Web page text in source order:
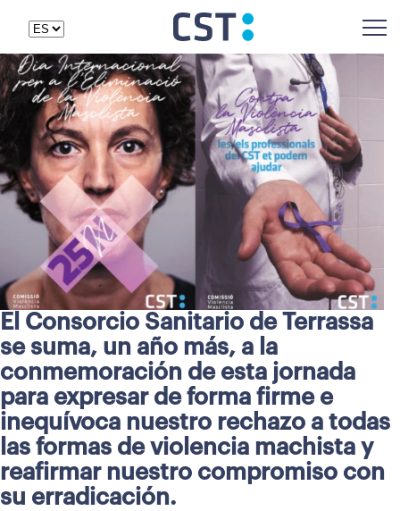
El Consorcio Sanitario de Terrassa
se suma, un año más, a la
conmemoración de esta jornada
para expresar de forma firme e
inequívoca nuestro rechazo a todas
las formas de violencia machista y
reafirmar nuestro compromiso con
su erradicación.